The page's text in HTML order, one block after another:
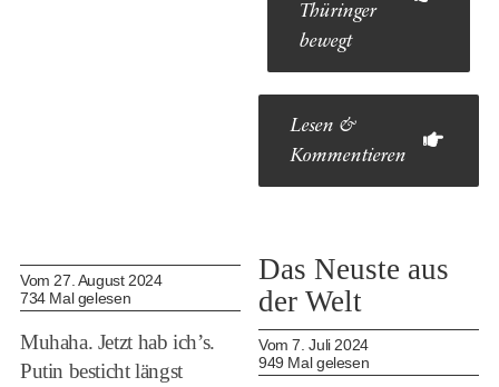
Thüringer
bewegt
Lesen &
Kommentieren
Vom 27. August 2024
734 Mal gelesen
Muhaha. Jetzt hab ich’s.
Putin besticht längst
Das Neuste aus
der Welt
Vom 7. Juli 2024
949 Mal gelesen